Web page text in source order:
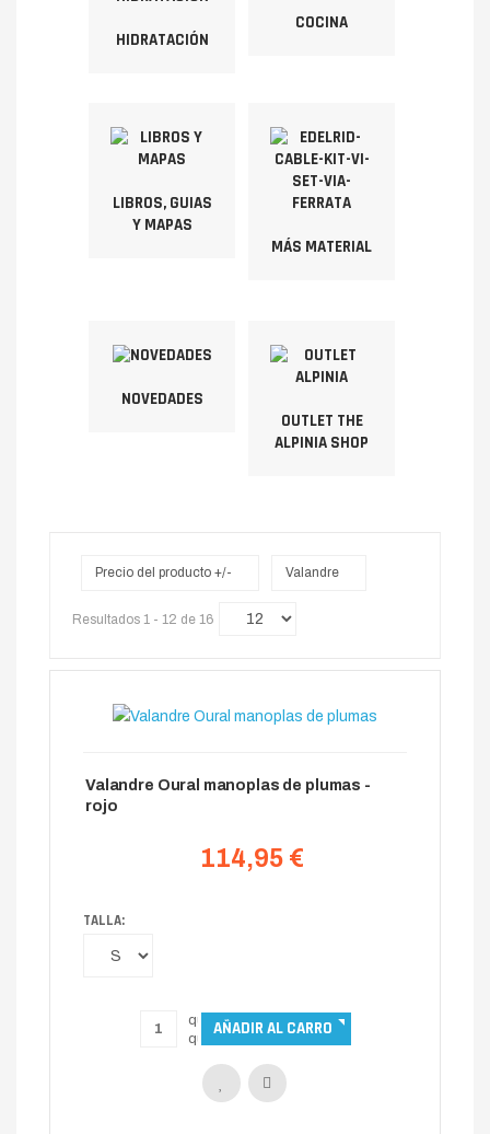
HIDRATACIÓN
COCINA
LIBROS, GUIAS
Y MAPAS
MÁS MATERIAL
NOVEDADES
OUTLET THE
ALPINIA SHOP
Precio del producto +/- Valandre
Resultados 1 - 12 de 16
Valandre Oural manoplas de plumas -
rojo
114,95 €
TALLA: